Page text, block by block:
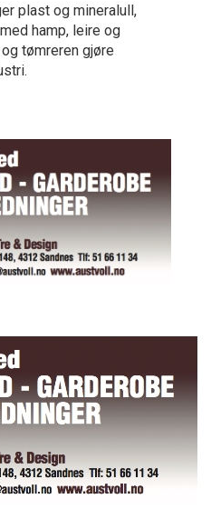
plast og mineralull,
hamp, leire og
tømreren gjøre